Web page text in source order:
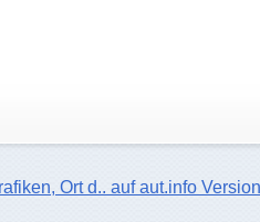
Ort d.. auf aut.info